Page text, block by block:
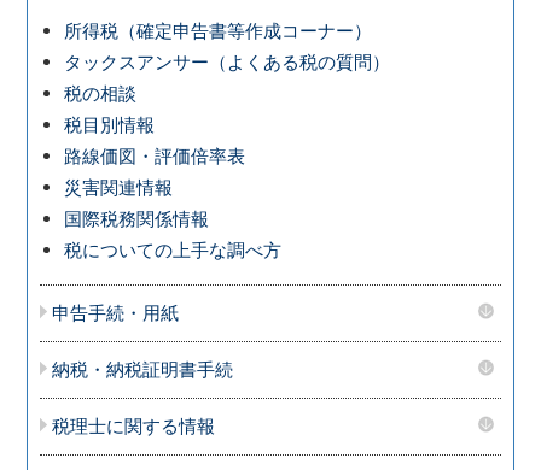
所得税（確定申告書等作成コーナー）
タックスアンサー（よくある税の質問）
税の相談
税目別情報
路線価図・評価倍率表
災害関連情報
国際税務関係情報
税についての上手な調べ方
申告手続・用紙
納税・納税証明書手続
税理士に関する情報